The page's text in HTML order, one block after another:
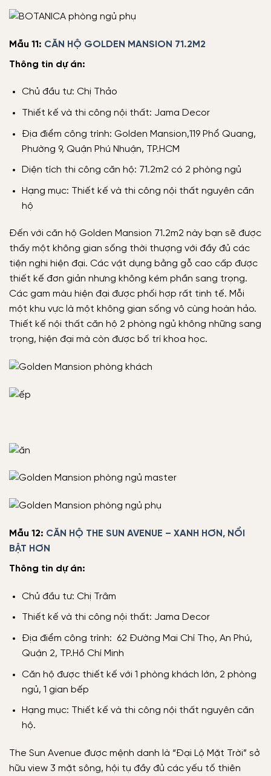
Mẫu 11: CĂN HỘ GOLDEN MANSION 71.2M2
Thông tin dự án:
Chủ đầu tư: Chị Thảo
Thiết kế và thi công nội thất: Jama Decor
Địa điểm công trình: Golden Mansion,119 Phổ Quang,
Phường 9, Quận Phú Nhuận, TP.HCM
Diện tích thi công căn hộ: 71.2m2 có 2 phòng ngủ
Hạng mục: Thiết kế và thi công nội thất nguyên căn
hộ
Đến với căn hộ Golden Mansion 71.2m2 này bạn sẽ được
thấy một không gian sống thời thượng với đầy đủ các
tiện nghi hiện đại. Các vật dụng bằng gỗ cao cấp được
thiết kế đơn giản nhưng không kém phần sang trọng.
Các gam màu hiện đại được phối hợp rất tinh tế. Mỗi
một khu vực là một không gian sống vô cùng hoàn hảo.
Thiết kế nội thất căn hộ 2 phòng ngủ không những sang
trọng, hiện đại mà còn được bố trí khoa học.
Mẫu 12: CĂN HỘ THE SUN AVENUE – XANH HƠN, NỔI
BẬT HƠN
Thông tin dự án:
Chủ đầu tư: Chị Trâm
Thiết kế và thi công nội thất: Jama Decor
Địa điểm công trình: 62 Đường Mai Chí Thọ, An Phú,
Quận 2, TP.Hồ Chí Minh
Căn hộ được thiết kế với 1 phòng khách lớn, 2 phòng
ngủ, 1 gian bếp
Hạng mục: Thiết kế và thi công nội thất nguyên căn
hộ.
The Sun Avenue được mệnh danh là “Đại Lộ Mặt Trời” sở
hữu view 3 mặt sông, hội tụ đầy đủ các yếu tố thiên